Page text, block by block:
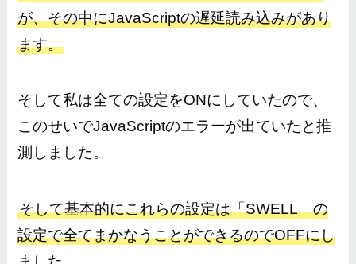
が、その中にJavaScriptの遅延読み込みがあり
ます。
そして私は全ての設定をONにしていたので、
このせいでJavaScriptのエラーが出ていたと推
測しました。
そして基本的にこれらの設定は「SWELL」の
設定で全てまかなうことができるのでOFFにし